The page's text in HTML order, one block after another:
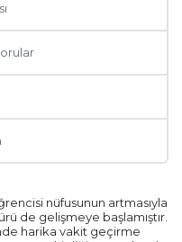
nüfusunun artmasıyla
de gelişmeye başlamıştır.
harika vakit geçirme